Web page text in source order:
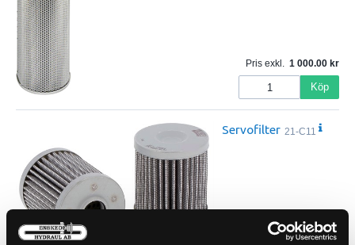
Pris exkl. 1 000.00
Köp
Servofilter 21-C11